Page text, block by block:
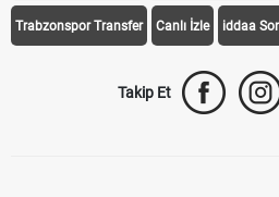
Trabzonspor Transfer Canlı İzle iddaa
Takip Et